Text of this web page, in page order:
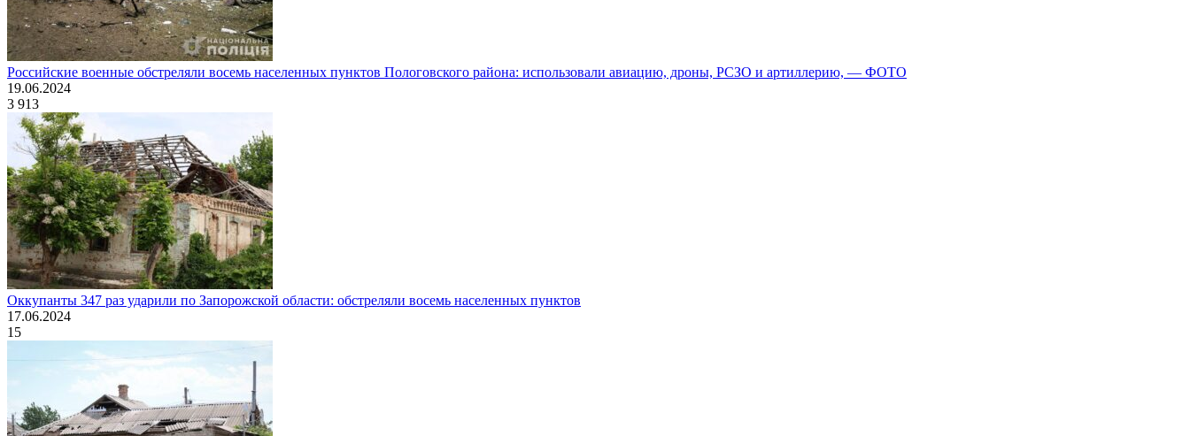
Российские военные обстреляли восемь населенных пунктов Пологовского района: использовали авиацию, дроны, РСЗО и артиллерию, — ФОТО
19.06.2024
3 913
Оккупанты 347 раз ударили по Запорожской области: обстреляли восемь населенных пунктов
17.06.2024
15